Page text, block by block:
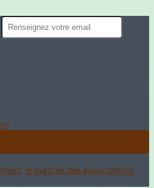
le logiciel des associations